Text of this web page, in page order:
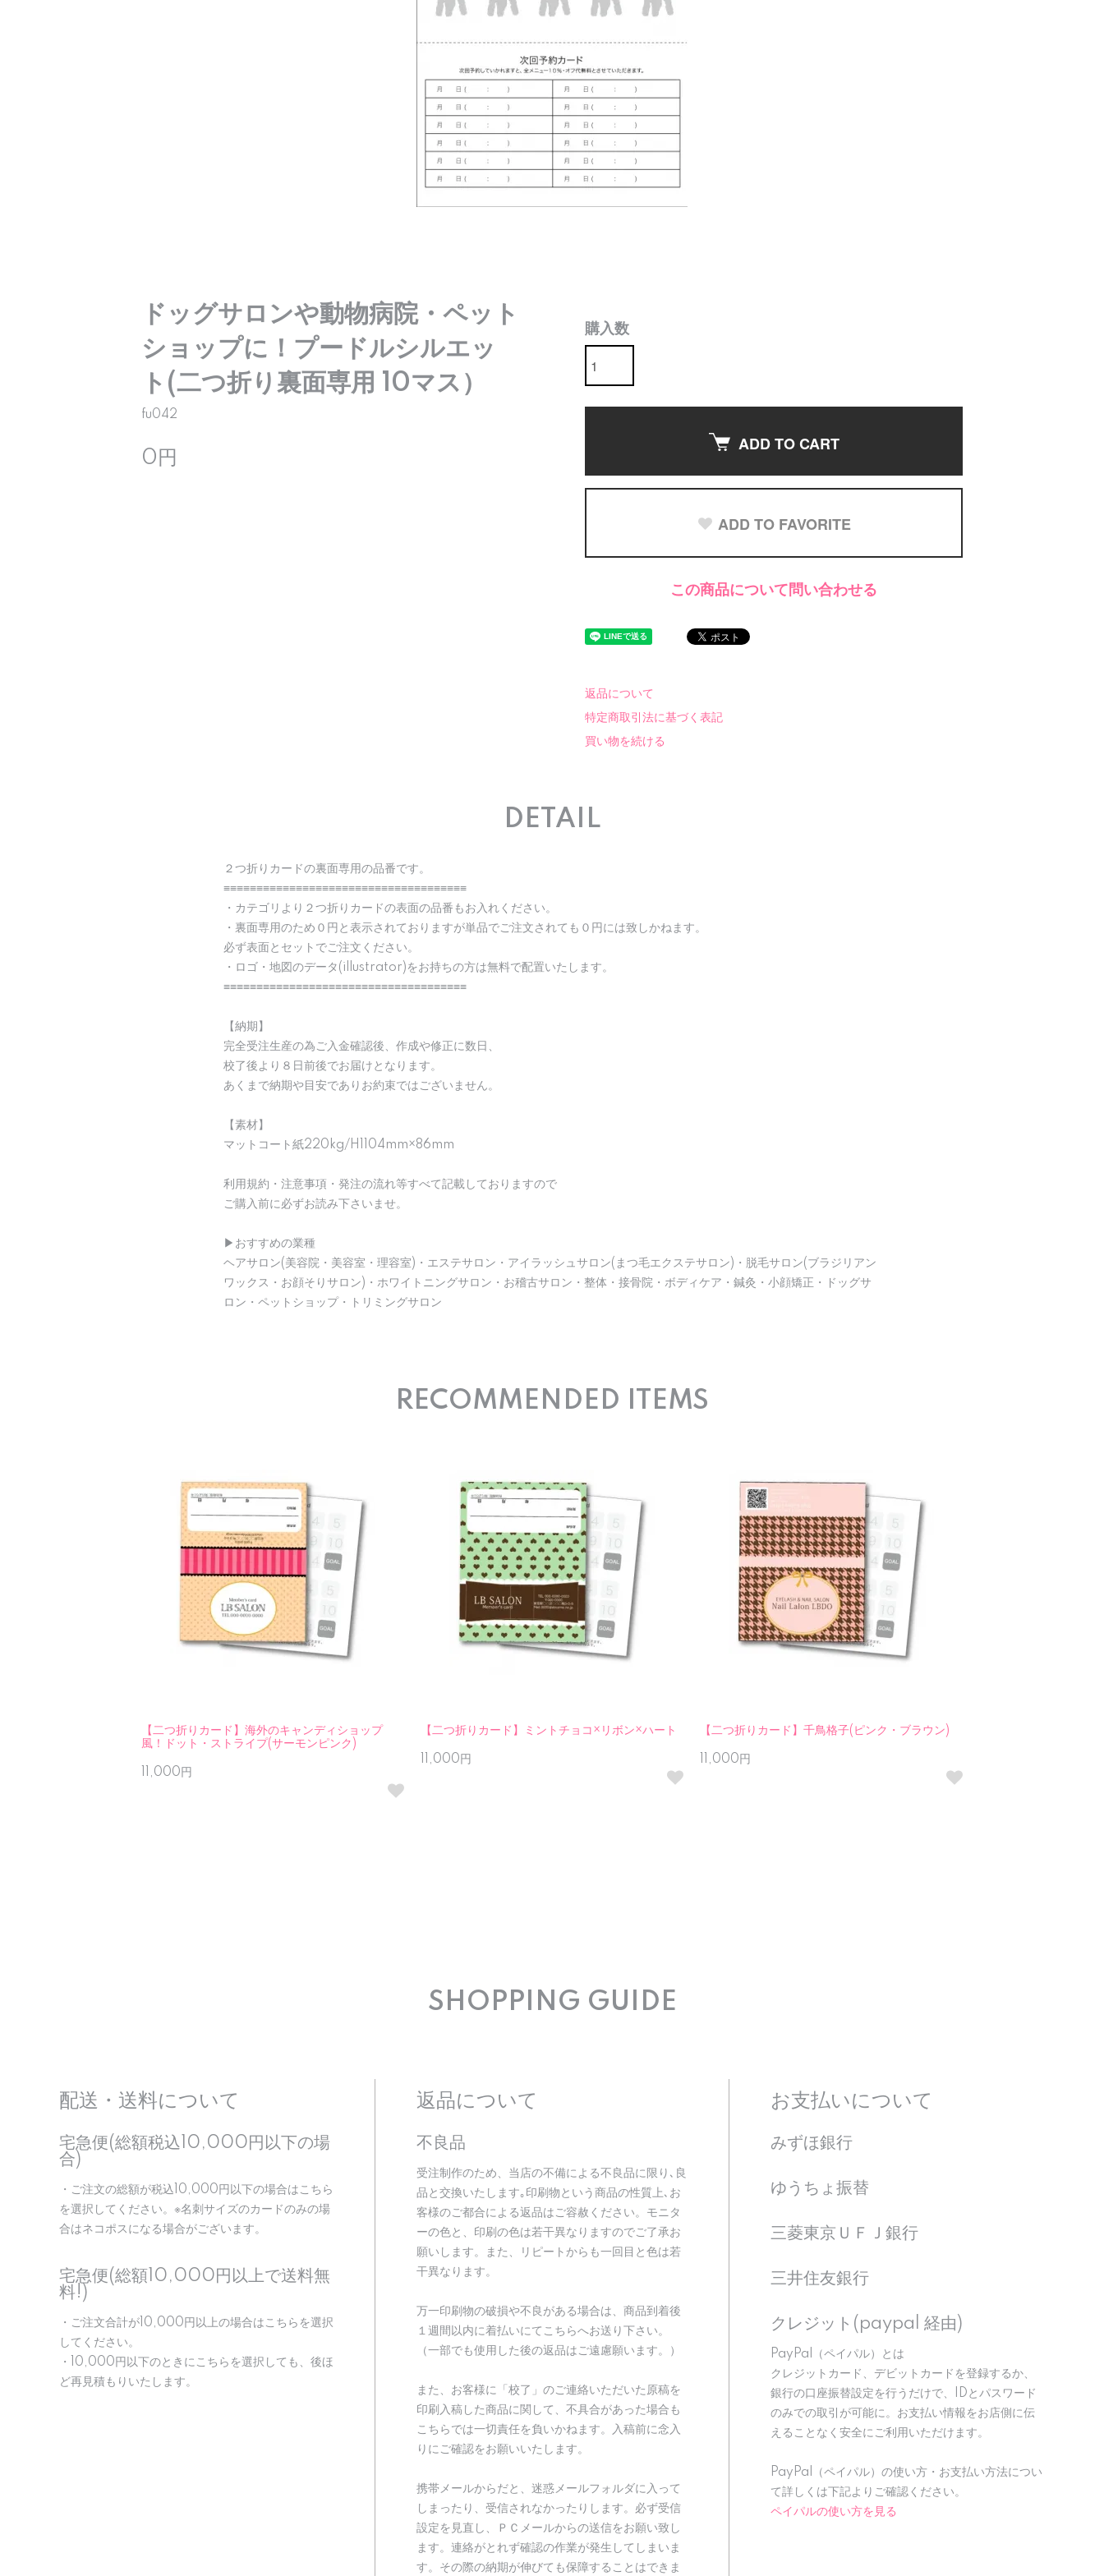
ドッグサロンや動物病院・ペット
ショップに！プードルシルエッ
ト(二つ折り裏面専用 10マス）
fu042
0円
購入数
ADD TO CART
ADD TO FAVORITE
この商品について問い合わせる
返品について
特定商取引法に基づく表記
買い物を続ける
DETAIL
２つ折りカードの裏面専用の品番です。
≡≡≡≡≡≡≡≡≡≡≡≡≡≡≡≡≡≡≡≡≡≡≡≡≡≡≡≡≡≡≡≡≡≡≡≡≡
・カテゴリより２つ折りカードの表面の品番もお入れください。
・裏面専用のため０円と表示されておりますが単品でご注文されても０円には致しかねます。
必ず表面とセットでご注文ください。
・ロゴ・地図のデータ(illustrator)をお持ちの方は無料で配置いたします。
≡≡≡≡≡≡≡≡≡≡≡≡≡≡≡≡≡≡≡≡≡≡≡≡≡≡≡≡≡≡≡≡≡≡≡≡≡
【納期】
完全受注生産の為ご入金確認後、作成や修正に数日、
校了後より８日前後でお届けとなります。
あくまで納期や目安でありお約束ではございません。
【素材】
マットコート紙220kg/H1104mm×86mm
利用規約・注意事項・発注の流れ等すべて記載しておりますので
ご購入前に必ずお読み下さいませ。
▶︎おすすめの業種
ヘアサロン(美容院・美容室・理容室)・エステサロン・アイラッシュサロン(まつ毛エクステサロン)・脱毛サロン(ブラジリアン
ワックス・お顔そりサロン)・ホワイトニングサロン・お稽古サロン・整体・接骨院・ボディケア・鍼灸・小顔矯正・ドッグサ
ロン・ペットショップ・トリミングサロン
RECOMMENDED ITEMS
【二つ折りカード】海外のキャンディショップ
風！ドット・ストライプ(サーモンピンク)
11,000円
【二つ折りカード】ミントチョコ×リボン×ハート
11,000円
【二つ折りカード】千鳥格子(ピンク・ブラウン)
11,000円
SHOPPING GUIDE
配送・送料について
宅急便(総額税込10,000円以下の場
合)
・ご注文の総額が税込10,000円以下の場合はこちら
を選択してください。※名刺サイズのカードのみの場
合はネコポスになる場合がございます。
宅急便(総額10,000円以上で送料無
料!)
・ご注文合計が10,000円以上の場合はこちらを選択
してください。
・10,000円以下のときにこちらを選択しても、後ほ
ど再見積もりいたします。
返品について
不良品
受注制作のため、当店の不備による不良品に限り､良
品と交換いたします｡印刷物という商品の性質上､お
客様のご都合による返品はご容赦ください。モニタ
ーの色と、印刷の色は若干異なりますのでご了承お
願いします。また、リピートからも一回目と色は若
干異なります。
万一印刷物の破損や不良がある場合は、商品到着後
１週間以内に着払いにてこちらへお送り下さい。
（一部でも使用した後の返品はご遠慮願います。）
また、お客様に「校了」のご連絡いただいた原稿を
印刷入稿した商品に関して、不具合があった場合も
こちらでは一切責任を負いかねます。入稿前に念入
りにご確認をお願いいたします。
携帯メールからだと、迷惑メールフォルダに入って
しまったり、受信されなかったりします。必ず受信
設定を見直し、ＰＣメールからの送信をお願い致し
ます。連絡がとれず確認の作業が発生してしまいま
す。その際の納期が伸びても保障することはできま
お支払いについて
みずほ銀行
ゆうちょ振替
三菱東京ＵＦＪ銀行
三井住友銀行
クレジット(paypal 経由)
PayPal（ペイパル）とは
クレジットカード、デビットカードを登録するか、
銀行の口座振替設定を行うだけで、IDとパスワード
のみでの取引が可能に。お支払い情報をお店側に伝
えることなく安全にご利用いただけます。
PayPal（ペイパル）の使い方・お支払い方法につい
て詳しくは下記よりご確認ください。
ペイパルの使い方を見る